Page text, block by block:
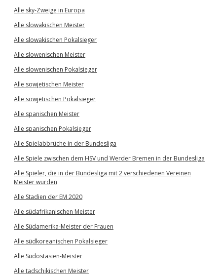
Alle sky-Zweige in Europa
Alle slowakischen Meister
Alle slowakischen Pokalsieger
Alle slowenischen Meister
Alle slowenischen Pokalsieger
Alle sowjetischen Meister
Alle sowjetischen Pokalsieger
Alle spanischen Meister
Alle spanischen Pokalsieger
Alle Spielabbrüche in der Bundesliga
Alle Spiele zwischen dem HSV und Werder Bremen in der Bundesliga
Alle Spieler, die in der Bundesliga mit 2 verschiedenen Vereinen
Meister wurden
Alle Stadien der EM 2020
Alle südafrikanischen Meister
Alle Südamerika-Meister der Frauen
Alle südkoreanischen Pokalsieger
Alle Südostasien-Meister
Alle tadschikischen Meister